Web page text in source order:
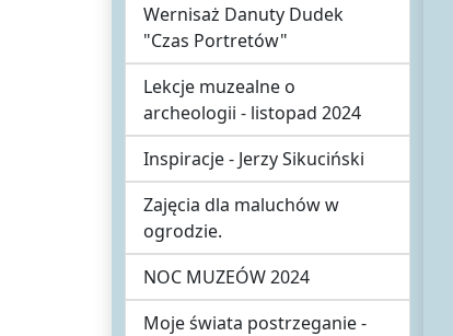
Wernisaż Danuty Dudek
"Czas Portretów"
Lekcje muzealne o
archeologii - listopad 2024
Inspiracje - Jerzy Sikuciński
Zajęcia dla maluchów w
ogrodzie.
NOC MUZEÓW 2024
Moje świata postrzeganie -